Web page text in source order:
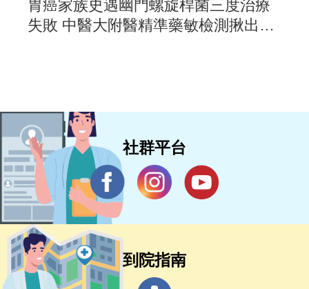
胃癌家族史遇幽門螺旋桿菌三度治療
失敗 中醫大附醫精準藥敏檢測揪出抗
社群平台
到院指南